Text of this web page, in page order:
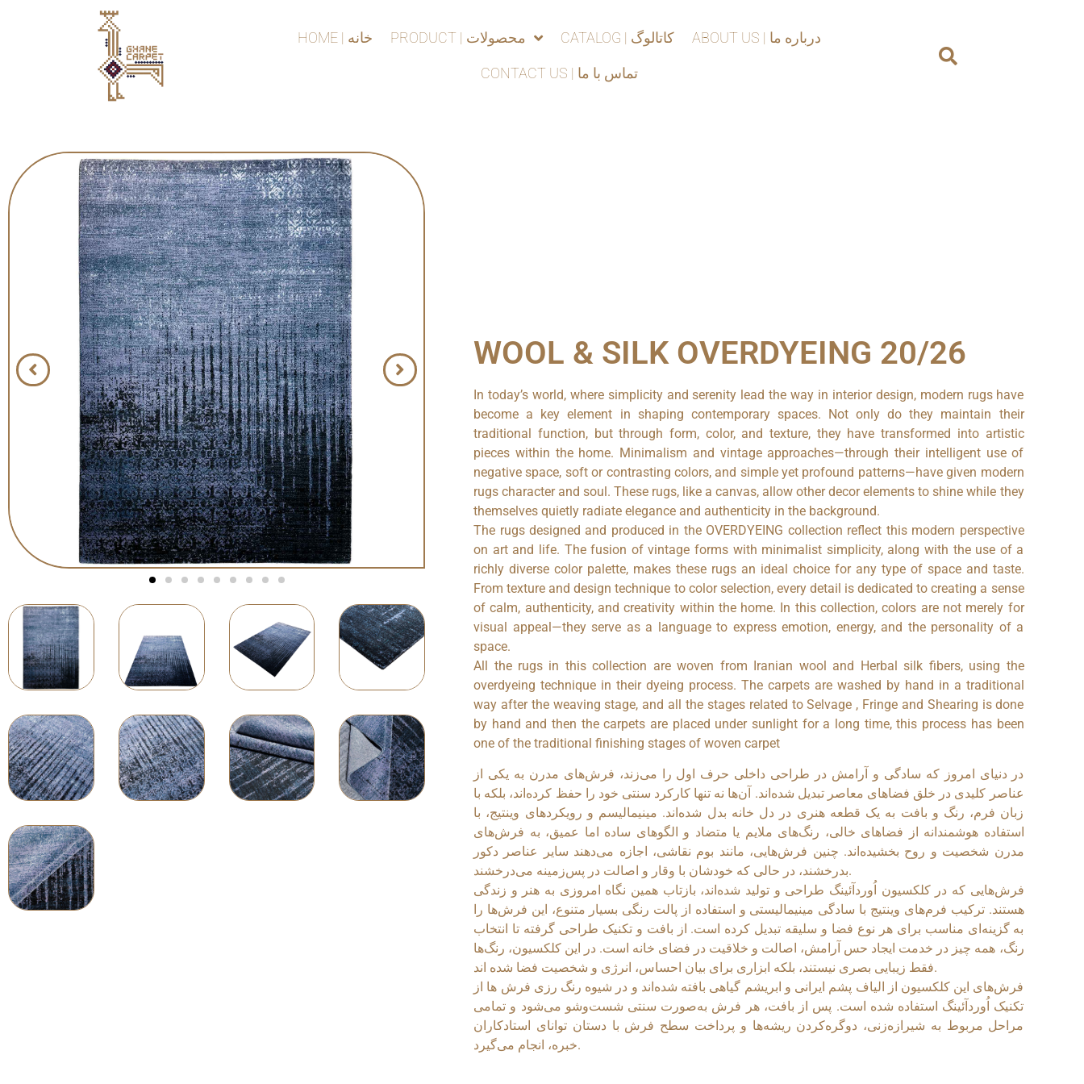
HOME | خانه PRODUCT | محصولات CATALOG | کاتالوگ ABOUT US | درباره ما
CONTACT US | تماس با ما
WOOL & SILK OVERDYEING 20/26
In today’s world, where simplicity and serenity lead the way in interior design, modern rugs have
become a key element in shaping contemporary spaces. Not only do they maintain their
traditional function, but through form, color, and texture, they have transformed into artistic
pieces within the home. Minimalism and vintage approaches—through their intelligent use of
negative space, soft or contrasting colors, and simple yet profound patterns—have given modern
rugs character and soul. These rugs, like a canvas, allow other decor elements to shine while they
themselves quietly radiate elegance and authenticity in the background.
The rugs designed and produced in the OVERDYEING collection reflect this modern perspective
on art and life. The fusion of vintage forms with minimalist simplicity, along with the use of a
richly diverse color palette, makes these rugs an ideal choice for any type of space and taste.
From texture and design technique to color selection, every detail is dedicated to creating a sense
of calm, authenticity, and creativity within the home. In this collection, colors are not merely for
visual appeal—they serve as a language to express emotion, energy, and the personality of a
space.
All the rugs in this collection are woven from Iranian wool and Herbal silk fibers, using the
overdyeing technique in their dyeing process. The carpets are washed by hand in a traditional
way after the weaving stage, and all the stages related to Selvage , Fringe and Shearing is done
by hand and then the carpets are placed under sunlight for a long time, this process has been
one of the traditional finishing stages of woven carpet
در دنیای امروز که سادگی و آرامش در طراحی داخلی حرف اول را می‌زند، فرش‌های مدرن به یکی از
عناصر کلیدی در خلق فضاهای معاصر تبدیل شده‌اند. آن‌ها نه تنها کارکرد سنتی خود را حفظ کرده‌اند، بلکه با
زبان فرم، رنگ و بافت به یک قطعه هنری در دل خانه بدل شده‌اند. مینیمالیسم و رویکردهای وینتیج، با
استفاده هوشمندانه از فضاهای خالی، رنگ‌های ملایم یا متضاد و الگوهای ساده اما عمیق، به فرش‌های
مدرن شخصیت و روح بخشیده‌اند. چنین فرش‌هایی، مانند بوم نقاشی، اجازه می‌دهند سایر عناصر دکور
بدرخشند، در حالی که خودشان با وقار و اصالت در پس‌زمینه می‌درخشند.
فرش‌هایی که در کلکسیون اُوردآئينگ طراحی و تولید شده‌اند، بازتاب همین نگاه امروزی به هنر و زندگی
هستند. ترکیب فرم‌های وینتیج با سادگی مینیمالیستی و استفاده از پالت رنگی بسیار متنوع، این فرش‌ها را
به گزینه‌ای مناسب برای هر نوع فضا و سلیقه تبدیل کرده است. از بافت و تکنیک طراحی گرفته تا انتخاب
رنگ، همه چیز در خدمت ایجاد حس آرامش، اصالت و خلاقیت در فضای خانه است. در این کلکسیون، رنگ‌ها
فقط زیبایی بصری نیستند، بلکه ابزاری برای بیان احساس، انرژی و شخصیت فضا شده اند.
فرش‌های این کلکسیون از الیاف پشم ایرانی و ابریشم گیاهی بافته شده‌اند و در شیوه رنگ رزی فرش ها از
تکنیک اُوردآئينگ استفاده شده است. پس از بافت، هر فرش به‌صورت سنتی شست‌وشو می‌شود و تمامی
مراحل مربوط به شیرازه‌زنی، دوگره‌کردن ریشه‌ها و پرداخت سطح فرش با دستان توانای استادکاران
خبره، انجام می‌گیرد.